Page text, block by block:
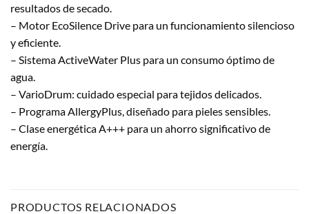
resultados de secado.
– Motor EcoSilence Drive para un funcionamiento silencioso
y eficiente.
– Sistema ActiveWater Plus para un consumo óptimo de
agua.
– VarioDrum: cuidado especial para tejidos delicados.
– Programa AllergyPlus, diseñado para pieles sensibles.
– Clase energética A+++ para un ahorro significativo de
energía.
PRODUCTOS RELACIONADOS